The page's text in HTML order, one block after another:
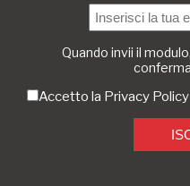
Quando invii il
Accetto la Privacy Policy